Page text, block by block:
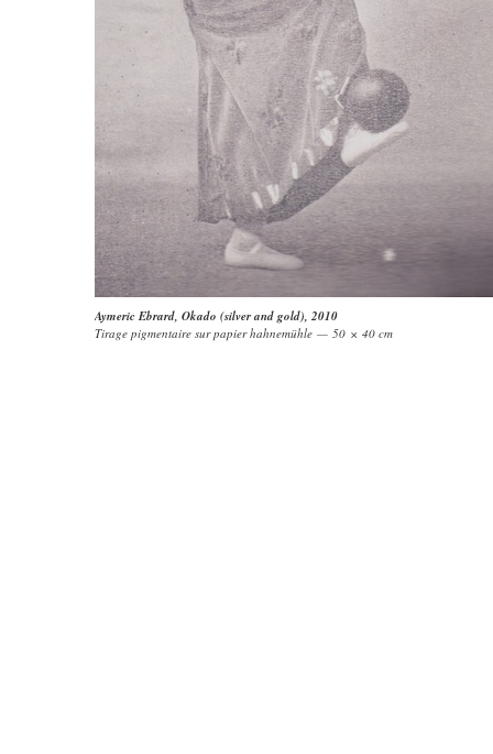
Aymeric Ebrard, Okado (silver and gold), 2010
Tirage pigmentaire sur papier hahnemühle — 50 × 40 cm